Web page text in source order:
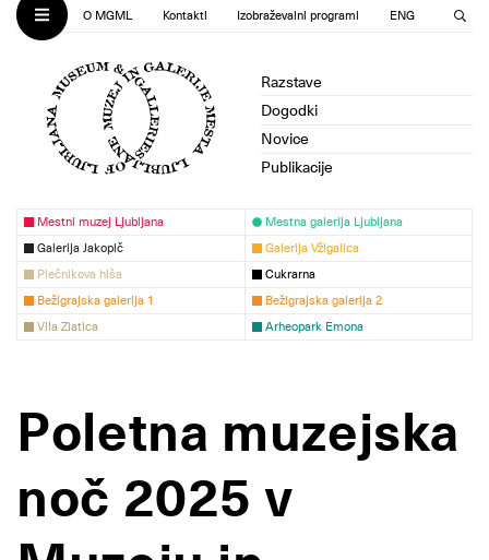
O MGML Kontakti Izobraževalni programi ENG
Razstave
Dogodki
Novice
Publikacije
Mestni muzej Ljubljana
Mestna galerija Ljubljana
Galerija Jakopič
Galerija Vžigalica
Plečnikova hiša
Cukrarna
Bežigrajska galerija 1
Bežigrajska galerija 2
Vila Zlatica
Arheopark Emona
Poletna muzejska
noč 2025 v